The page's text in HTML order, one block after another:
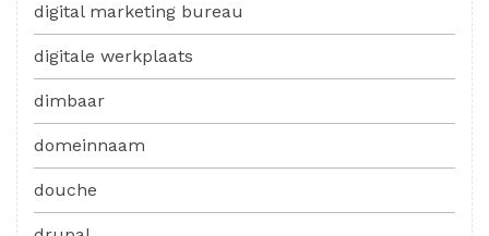
digital marketing bureau
digitale werkplaats
dimbaar
domeinnaam
douche